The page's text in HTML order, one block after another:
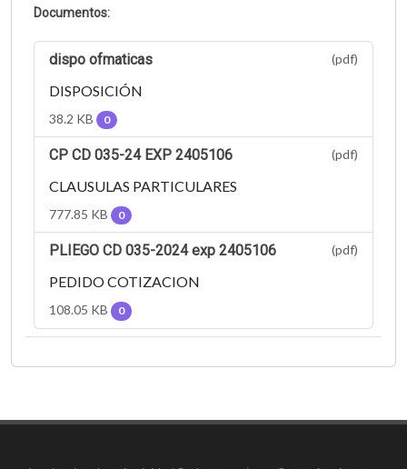
Documentos:
dispo ofmaticas (pdf)
DISPOSICIÓN
38.2 KB 0
CP CD 035-24 EXP 2405106 (pdf)
CLAUSULAS PARTICULARES
777.85 KB 0
PLIEGO CD 035-2024 exp 2405106 (pdf)
PEDIDO COTIZACION
108.05 KB 0